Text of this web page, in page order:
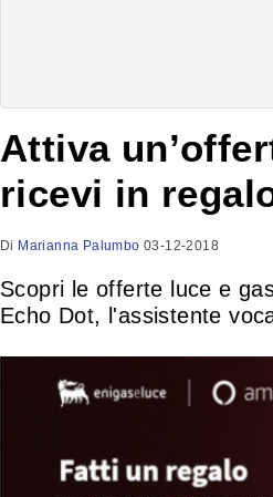
Attiva
ricevi in
Di Marianna Palumbo 03-12-2018
Scopri le offerte luce e
Echo Dot, l'assistente